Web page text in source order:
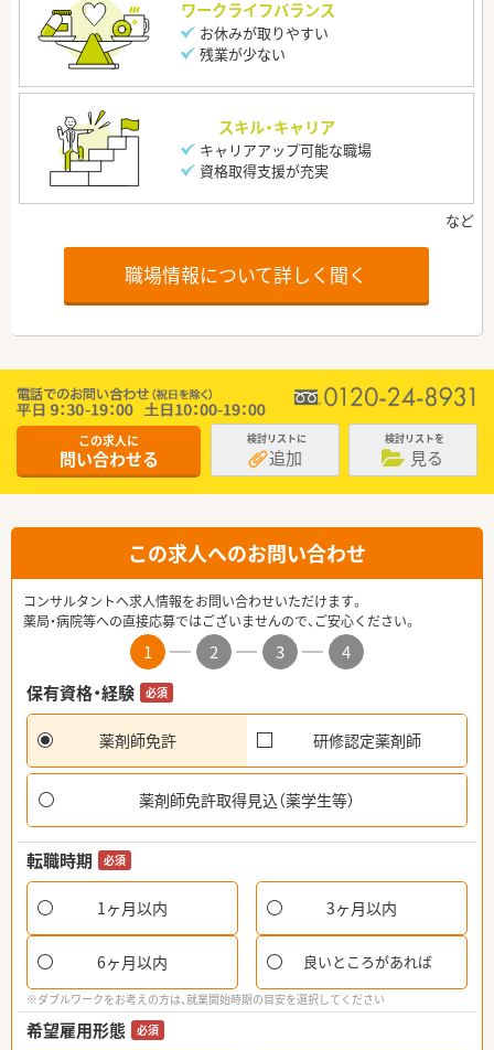
ワークライフバランス
お休みが取りやすい
残業が少ない
スキル・キャリア
キャリアアップ可能な職場
資格取得支援が充実
職場情報について詳しく聞く
この求人に
問い合わせる
検討リストに
追加
検討リストを
見る
この求人へのお問い合わせ
コンサルタントへ求人情報をお問い合わせいただけます。
薬局・病院等への直接応募ではございませんので、ご安心ください。
1 2 3
4
保有資格・経験
必須
薬剤師免許 研修認定薬剤師
薬剤師免許取得見込（薬学生等）
転職時期 必須
1ヶ月以内 3ヶ月以内
6ヶ月以内 良いところがあれば
※ダブルワークをお考えの方は、就業開始時期の目安を選択してください
希望雇用形態 必須